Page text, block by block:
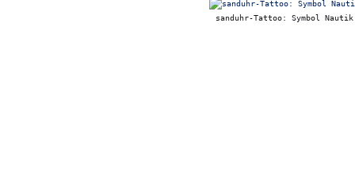
sanduhr-Tattoo: Symbol